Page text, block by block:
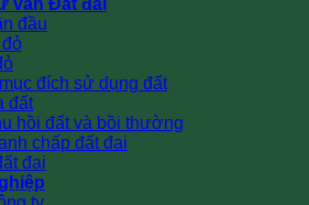
đầu
đích sử dụng đất
đất
hồi đất và bồi thường
chấp đất đai
đai